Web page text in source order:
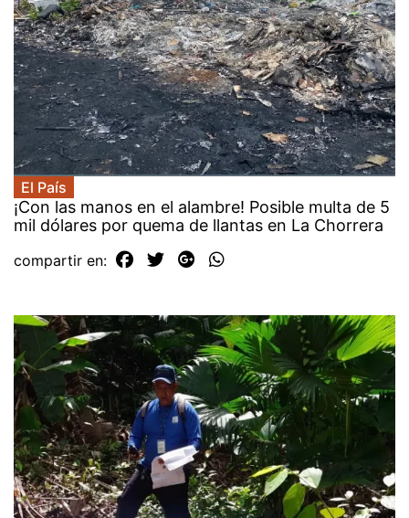
El País
¡Con las manos en el alambre! Posible multa de 5
mil dólares por quema de llantas en La Chorrera
compartir en: